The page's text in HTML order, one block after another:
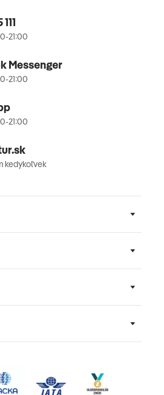
21:00
Messenger
21:00
21:00
kedykoľvek